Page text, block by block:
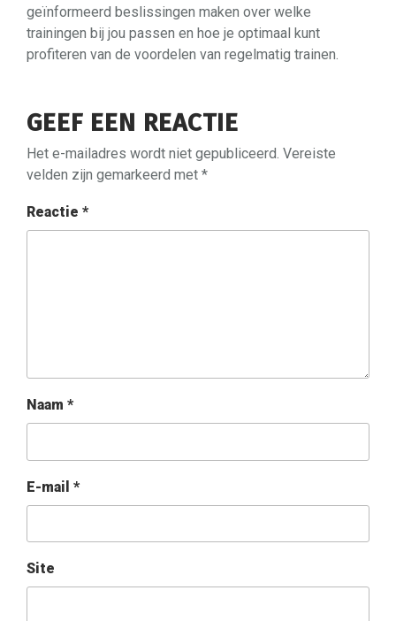
geïnformeerd beslissingen maken over welke
trainingen bij jou passen en hoe je optimaal kunt
profiteren van de voordelen van regelmatig trainen.
GEEF EEN REACTIE
Het e-mailadres wordt niet gepubliceerd. Vereiste
velden zijn gemarkeerd met *
Reactie *
Naam *
E-mail *
Site